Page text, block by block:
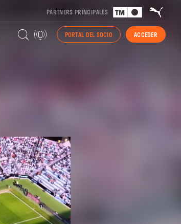
PARTNERS PRINCIPALES
PORTAL DEL SOCIO ACCEDER